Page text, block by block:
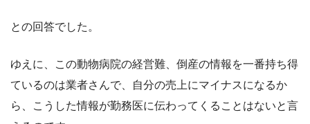
との回答でした。
ゆえに、この動物病院の経営難、倒産の情報を一番持ち得
ているのは業者さんで、
自分の売上にマイナスになるか
ら、こうした情報が勤務医に伝わってくることはないと言